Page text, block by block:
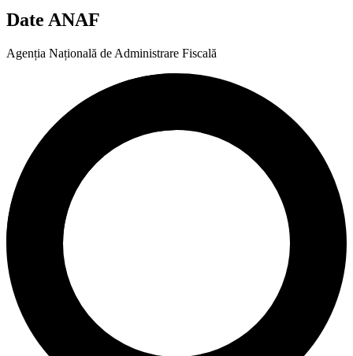
Date ANAF
Agenția Națională de Administrare Fiscală